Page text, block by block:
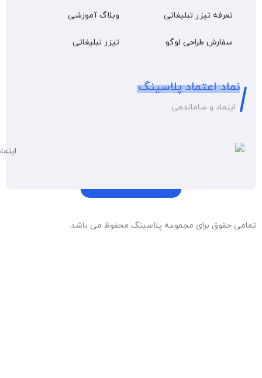
تعرفه تیزر تبلیغاتی
سفارش طراحی لوگو
وبلاگ آموزشی
تیزر تبلیغاتی
نماد اعتماد پلاسینگ
اینماد و ساماندهی
تمامی حقوق برای مجموعه پلاسینگ محفوظ می باشد.